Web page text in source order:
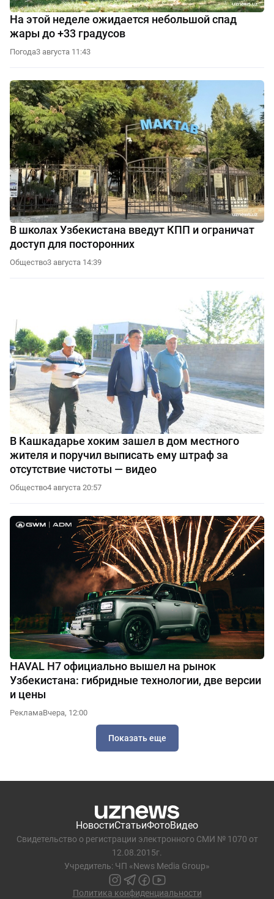
На этой неделе ожидается небольшой спад
жары до +33 градусов
Погода3 августа 11:43
В школах Узбекистана введут КПП и ограничат
доступ для посторонних
Общество3 августа 14:39
В Кашкадарье хоким зашел в дом местного
жителя и поручил выписать ему штраф за
отсутствие чистоты — видео
Общество4 августа 20:57
HAVAL H7 официально вышел на рынок
Узбекистана: гибридные технологии, две версии
и цены
РекламаВчера, 12:00
Показать еще
НовостиСтатьиФотоВидео
Свидетельство о регистрации электронного СМИ № 1070 от
12.08.2015г.
Учредитель: ЧП «News Media Group»
Политика конфиденциальности